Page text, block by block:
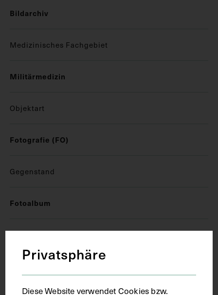
Bildarchiv
Medizinisches Fachgebiet
Militärmedizin
Objektart
Fotografie (FO)
Gegenstand
Fotoalbum
Privatsphäre
Diese Website verwendet Cookies bzw.